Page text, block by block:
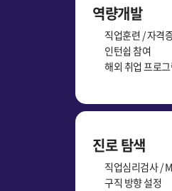
역량개발
직업훈련 / 자격
인턴쉽 참여
해외 취업 프로
진로 탐색
직업심리검사 /
구직 방향 설정